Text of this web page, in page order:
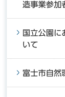
造事業参加
国立公園に
いて
富士市自然